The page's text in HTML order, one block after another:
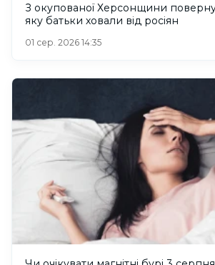
З окупованої Херсонщини
яку батьки ховали від росіян
01 сер. 2026 14:35